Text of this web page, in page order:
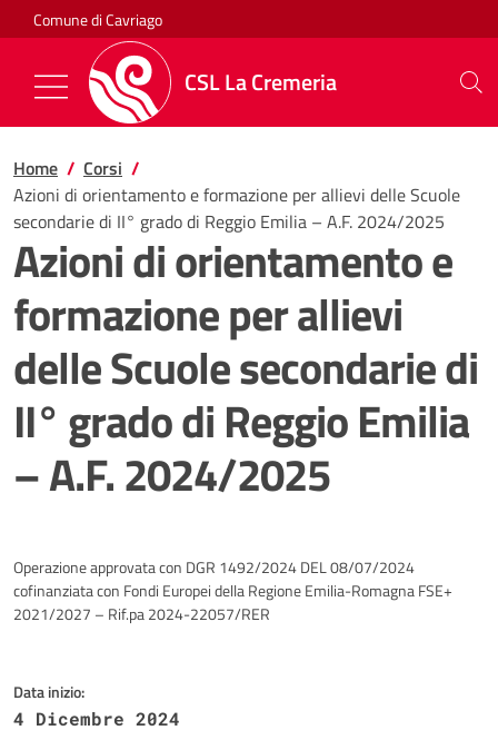
Salta al contenuto
Comune di Cavriago
CSL La Cremeria
Mostra/Nascondi la navigazione
Home
Corsi
Azioni di orientamento e formazione per allievi delle Scuole
secondarie di II° grado di Reggio Emilia – A.F. 2024/2025
Azioni di orientamento e
formazione per allievi
delle Scuole secondarie di
II° grado di Reggio Emilia
– A.F. 2024/2025
Operazione approvata con DGR 1492/2024 DEL 08/07/2024
cofinanziata con Fondi Europei della Regione Emilia-Romagna FSE+
2021/2027 – Rif.pa 2024-22057/RER
Data inizio:
4 Dicembre 2024